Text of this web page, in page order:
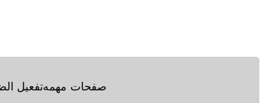
تفعيلصفحات مهمه